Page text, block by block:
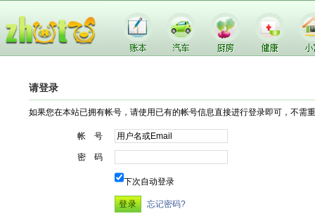
请登录
如果您在本站已拥有帐号，请使用已有的帐号信息直接进行登录即可，不需
帐 号
密 码
下次自动登录
忘记密码?